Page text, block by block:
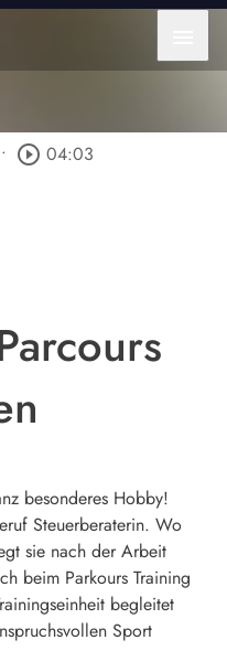
• play_circle_outline 04:03
besonderes Hobby!
Steuerberaterin. Wo
sie nach der Arbeit
beim Parkours Training
begleitet
Sport